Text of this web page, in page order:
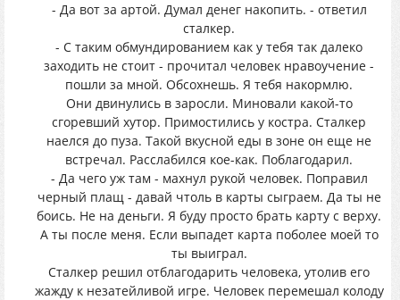
- Да вот за артой. Думал денег накопить. - ответил
сталкер.
- С таким обмундированием как у тебя так далеко
заходить не стоит - прочитал человек нравоучение -
пошли за мной. Обсохнешь. Я тебя накормлю.
Они двинулись в заросли. Миновали какой-то
сгоревший хутор. Примостились у костра. Сталкер
наелся до пуза. Такой вкусной еды в зоне он еще не
встречал. Расслабился кое-как. Поблагодарил.
- Да чего уж там - махнул рукой человек. Поправил
черный плащ - давай чтоль в карты сыграем. Да ты не
боись. Не на деньги. Я буду просто брать карту с верху.
А ты после меня. Если выпадет карта поболее моей то
ты выиграл.
Сталкер решил отблагодарить человека, утолив его
жажду к незатейливой игре. Человек перемешал колоду